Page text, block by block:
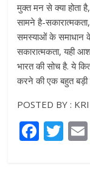
मुक्त मन से क्या होता
सामने है-
समस्याओं के समाधान
सकारात्मकता, यही
भारत की सोच है. ये
करने की एक बहुत बड़ी
POSTED BY :
F
a
T
w